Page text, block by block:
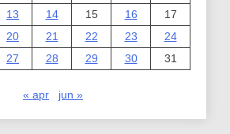
13 14 15 16
17
20 21 22 23
24
27 28 29 30 31
« apr jun »